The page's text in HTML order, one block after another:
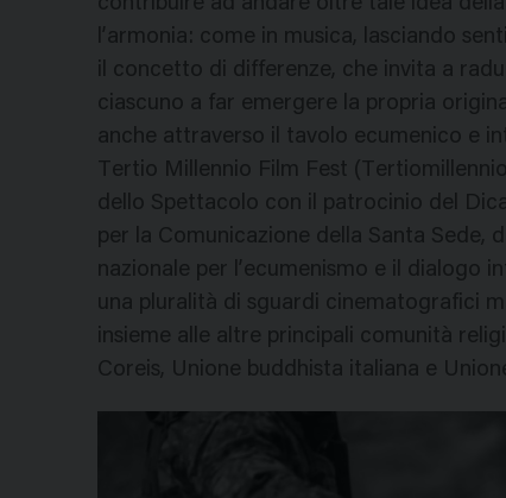
l’armonia: come in musica, lasciando
il concetto di differenze, che invita a
ciascuno a far emergere la propria
anche attraverso il tavolo ecumenico e
Tertio Millennio Film Fest
dello Spettacolo con il patrocinio del
per la Comunicazione della Santa Sede,
nazionale per l’ecumenismo e il dialogo
una pluralità di sguardi cinematografici
insieme alle altre principali comunità
Coreis, Unione buddhista italiana e